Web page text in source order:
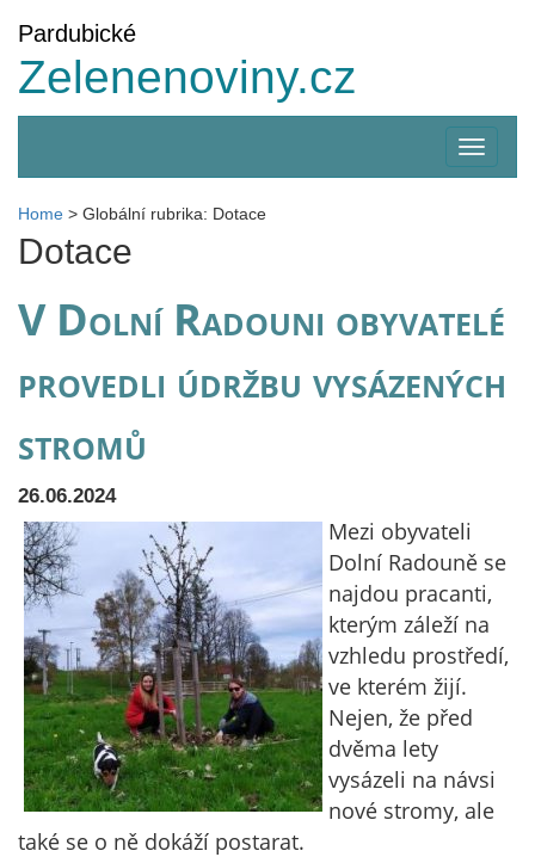
Pardubické
Zelenenoviny.cz
menu
Home > Globální rubrika: Dotace
Dotace
V Dolní Radouni obyvatelé
provedli údržbu vysázených
stromů
26.06.2024
Mezi obyvateli
Dolní Radouně se
najdou pracanti,
kterým záleží na
vzhledu prostředí,
ve kterém žijí.
Nejen, že před
dvěma lety
vysázeli na návsi
nové stromy, ale
také se o ně dokáží postarat.